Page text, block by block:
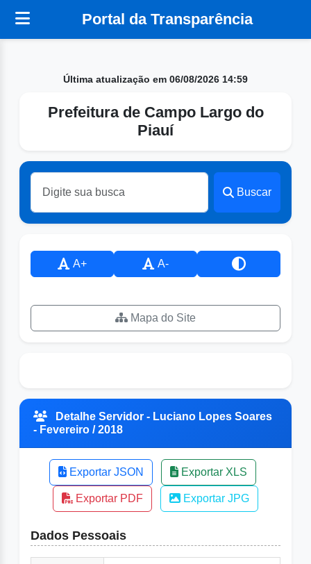
Portal da Transparência
Última atualização em 06/08/2026 14:59
Prefeitura de Campo Largo do
Piauí
Buscar
A+ A-
Mapa do Site
Detalhe Servidor - Luciano Lopes Soares
- Fevereiro / 2018
Exportar JSON Exportar XLS
Exportar PDF Exportar JPG
Dados Pessoais